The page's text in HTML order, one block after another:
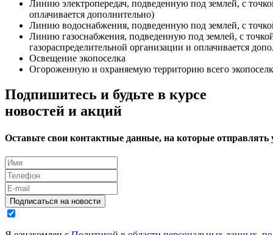
Линию электропередач, подведенную под землей, с
оплачивается дополнительно)
Линию водоснабжения, подведенную под землей, с
Линию газоснабжения, подведенную под землей, с
газораспределительной организации и оплачивается
Освещение экопоселка
Огороженную и охраняемую территорию всего
Подпишитесь и будьте в курсе
новостей и акций
Оставьте свои контактные данные, на которые отправлять
Подписаться на новости